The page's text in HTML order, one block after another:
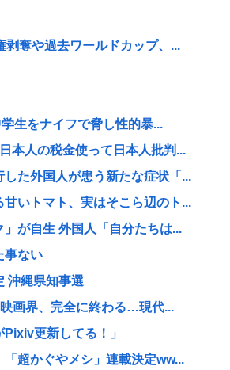
奪や過去ワールドカップ、...
生をナイフで脅し性的暴...
本人の税金使って日本人批判...
た外国人が患う新たな症状「...
いトマト、実はそこら辺のト...
が自生 外国人「自分たちは...
事ない
沖縄県知事選
画界、完全に終わる…現代...
更新してる！」
超かぐやメシ」連載決定ww...